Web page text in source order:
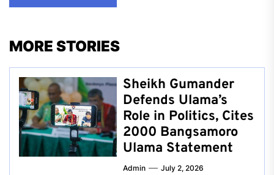
MORE STORIES
Sheikh Gumander
Defends Ulama’s
Role in Politics, Cites
2000 Bangsamoro
Ulama Statement
Admin July 2, 2026